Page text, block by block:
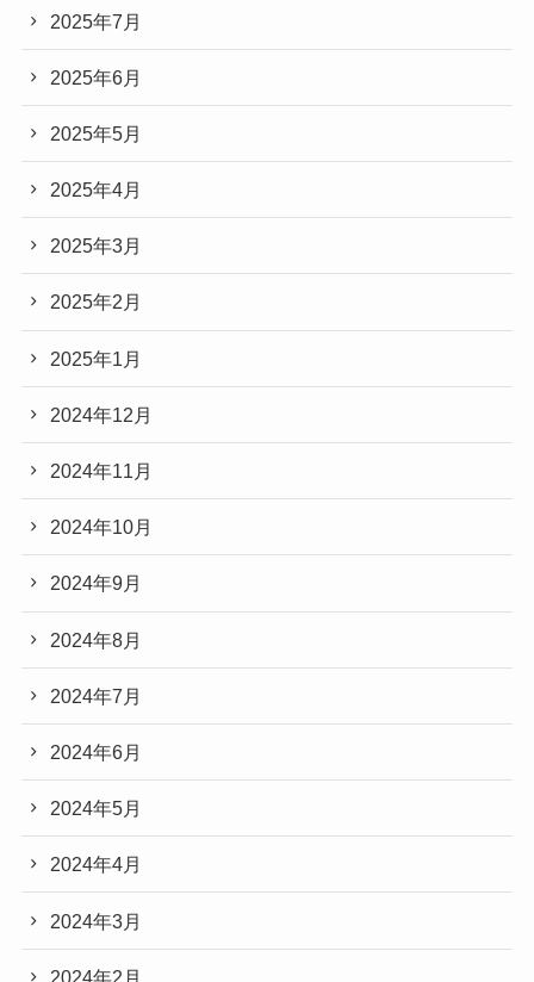
2025年7月
2025年6月
2025年5月
2025年4月
2025年3月
2025年2月
2025年1月
2024年12月
2024年11月
2024年10月
2024年9月
2024年8月
2024年7月
2024年6月
2024年5月
2024年4月
2024年3月
2024年2月